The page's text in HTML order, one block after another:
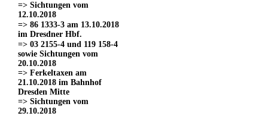
=> Sichtungen vom
12.10.2018
=> 86 1333-3 am 13.10.2018
im Dresdner Hbf.
=> 03 2155-4 und 119 158-4
sowie Sichtungen vom
20.10.2018
=> Ferkeltaxen am
21.10.2018 im Bahnhof
Dresden Mitte
=> Sichtungen vom
29.10.2018